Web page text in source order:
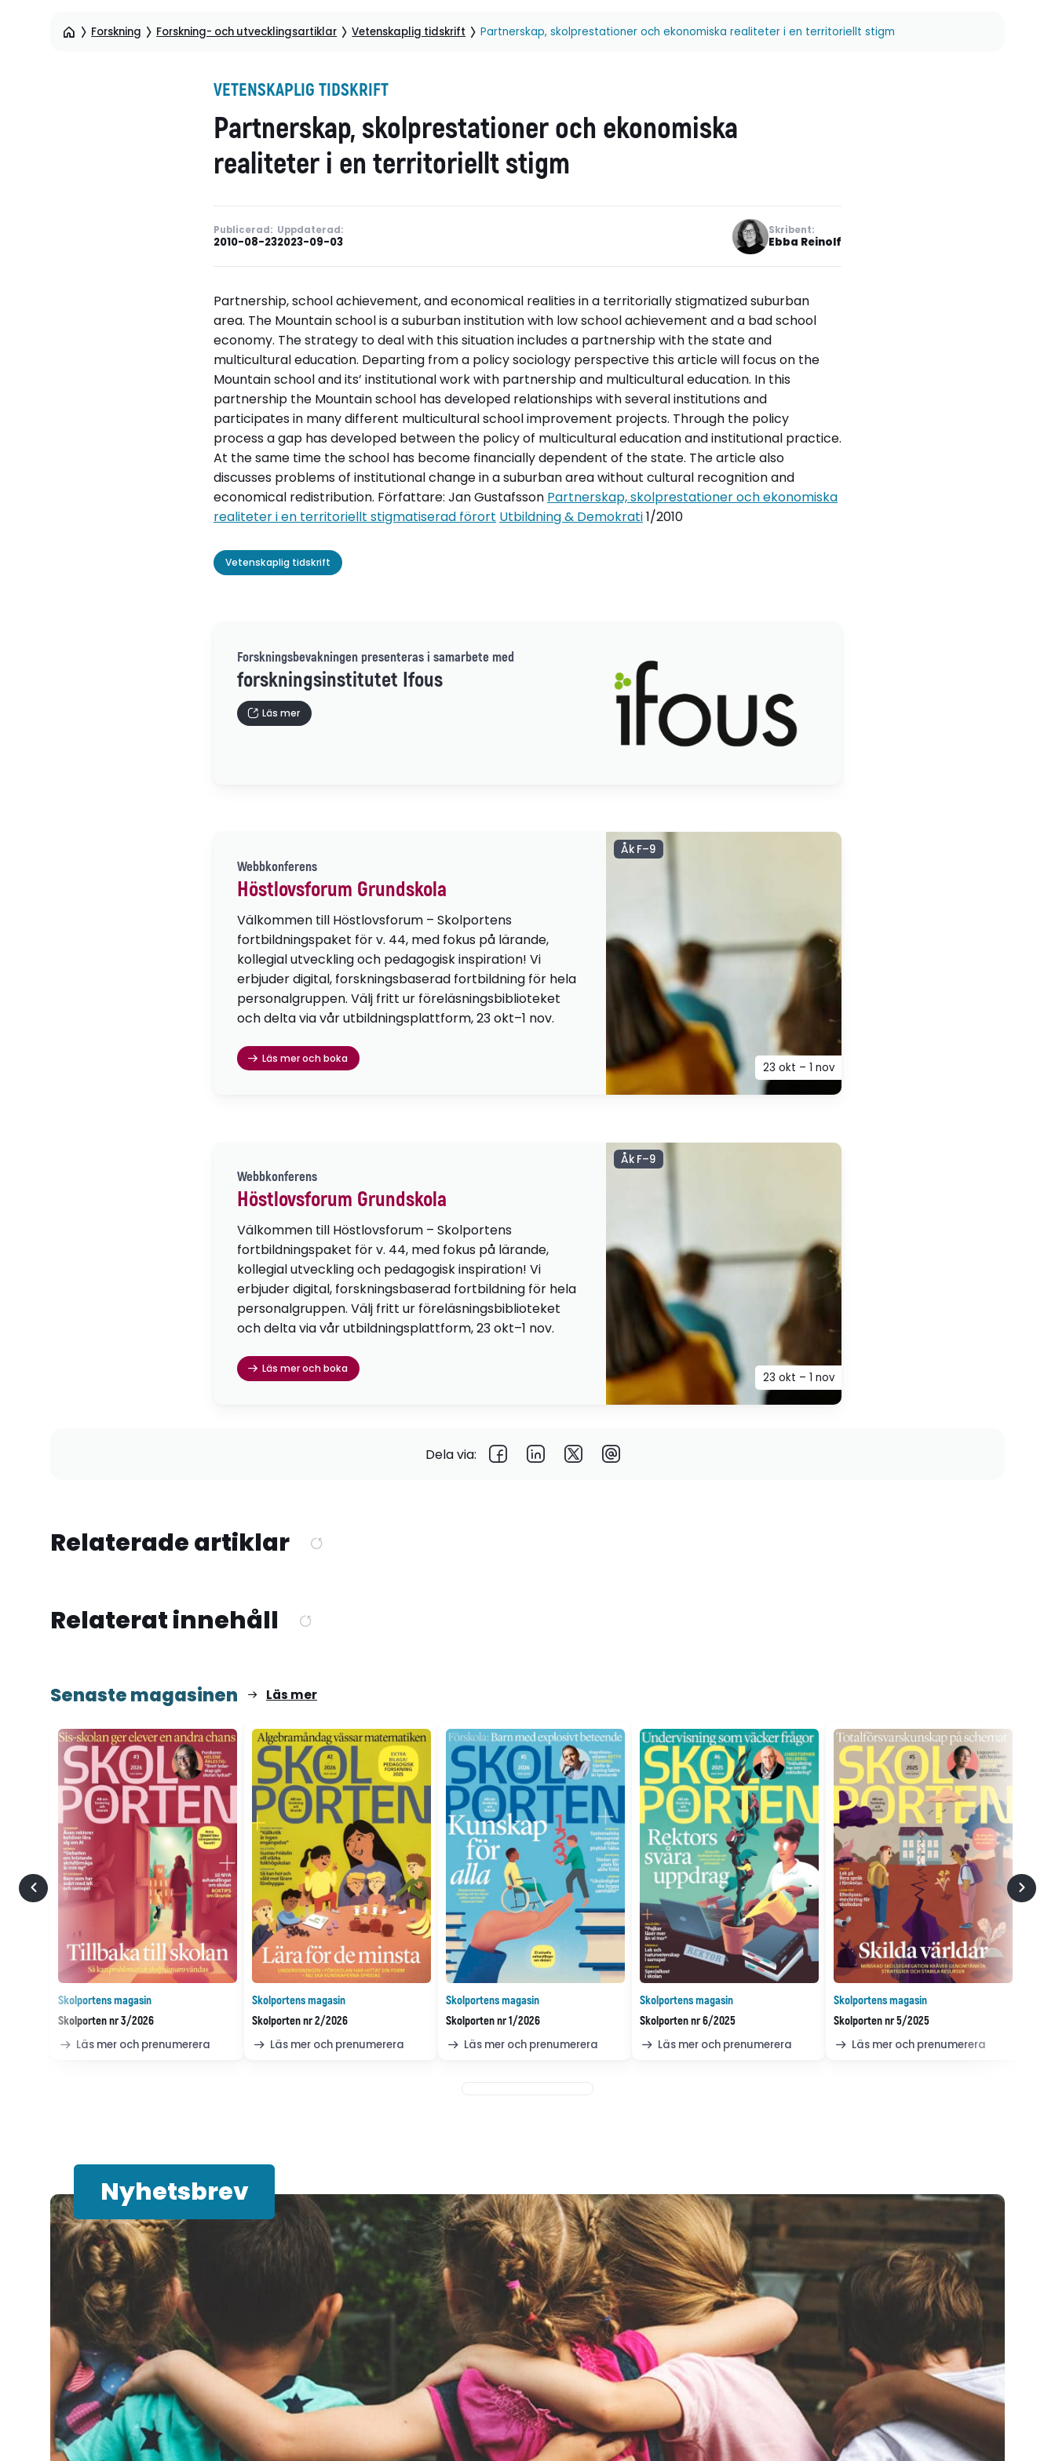
Forskning Forskning- och utvecklingsartiklar Vetenskaplig tidskrift Partnerskap, skolprestationer och ekonomiska realiteter i en territoriellt stigm
VETENSKAPLIG TIDSKRIFT
Partnerskap, skolprestationer och ekonomiska
realiteter i en territoriellt stigm
Publicerad:
2010-08-23
Uppdaterad:
2023-09-03
Skribent:
Ebba Reinolf
Partnership, school achievement, and economical realities in a territorially stigmatized suburban
area. The Mountain school is a suburban institution with low school achievement and a bad school
economy. The strategy to deal with this situation includes a partnership with the state and
multicultural education. Departing from a policy sociology perspective this article will focus on the
Mountain school and its’ institutional work with partnership and multicultural education. In this
partnership the Mountain school has developed relationships with several institutions and
participates in many different multicultural school improvement projects. Through the policy
process a gap has developed between the policy of multicultural education and institutional practice.
At the same time the school has become financially dependent of the state. The article also
discusses problems of institutional change in a suburban area without cultural recognition and
economical redistribution. Författare: Jan Gustafsson Partnerskap, skolprestationer och ekonomiska
realiteter i en territoriellt stigmatiserad förort Utbildning & Demokrati1/2010
Vetenskaplig tidskrift
Forskningsbevakningen presenteras i samarbete med
forskningsinstitutet Ifous
Läs mer
Webbkonferens
Höstlovsforum Grundskola
Välkommen till Höstlovsforum – Skolportens
fortbildningspaket för v. 44, med fokus på lärande,
kollegial utveckling och pedagogisk inspiration! Vi
erbjuder digital, forskningsbaserad fortbildning för hela
personalgruppen. Välj fritt ur föreläsningsbiblioteket
och delta via vår utbildningsplattform, 23 okt–1 nov.
Läs mer och boka
Åk F–9
23 okt – 1 nov
Webbkonferens
Höstlovsforum Grundskola
Välkommen till Höstlovsforum – Skolportens
fortbildningspaket för v. 44, med fokus på lärande,
kollegial utveckling och pedagogisk inspiration! Vi
erbjuder digital, forskningsbaserad fortbildning för hela
personalgruppen. Välj fritt ur föreläsningsbiblioteket
och delta via vår utbildningsplattform, 23 okt–1 nov.
Läs mer och boka
Åk F–9
23 okt – 1 nov
Dela via:
Relaterade artiklar
Relaterat innehåll
Senaste magasinen Läs mer
Skolportens magasin
Skolporten nr 3/2026
Läs mer och prenumerera
Skolportens magasin
Skolporten nr 2/2026
Läs mer och prenumerera
Skolportens magasin
Skolporten nr 1/2026
Läs mer och prenumerera
Skolportens magasin
Skolporten nr 6/2025
Läs mer och prenumerera
Skolportens magasin
Skolporten nr 5/2025
Läs mer och prenumerera
Nyhetsbrev